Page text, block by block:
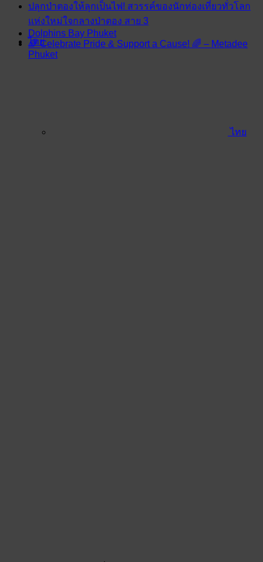
ไทย
ไทย
ปลุกป่าตองให้ลุกเป็นไฟ! สวรรค์ของนักท่องเที่ยวทั่วโลก
แห่งใหม่ใจกลางป่าตอง สาย 3
Dolphins Bay Phuket
🌈 Celebrate Pride & Support a Cause! 🌈 – Metadee
Phuket